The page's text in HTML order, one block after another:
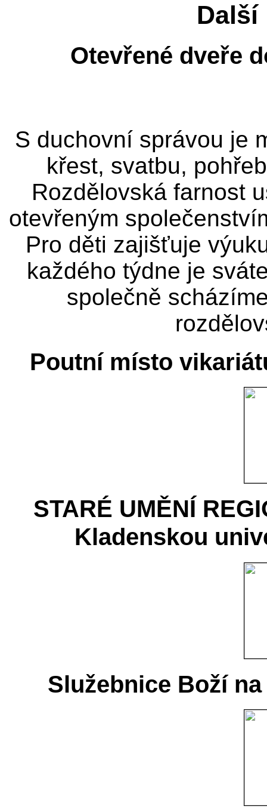
Další
Otevřené dveře
S duchovní správou je
křest, svatbu,
Rozdělovská farnost
otevřeným
Pro děti zajišťuje
každého týdne je
společně
Poutní místo
STARÉ UMĚNÍ
Kladenskou
Služebnice Boží